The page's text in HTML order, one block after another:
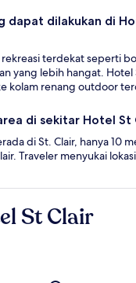
dapat dilakukan di
rekreasi terdekat seperti
yang lebih hangat. Hotel
kolam renang outdoor
di sekitar Hotel St
di St. Clair, hanya 10
Traveler menyukai
St Clair